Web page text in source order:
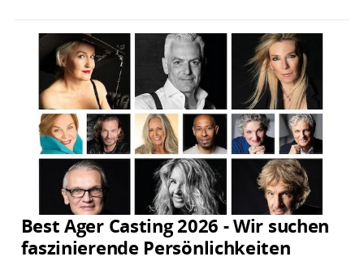
Best Ager Casting 2026 - Wir suchen
faszinierende Persönlichkeiten